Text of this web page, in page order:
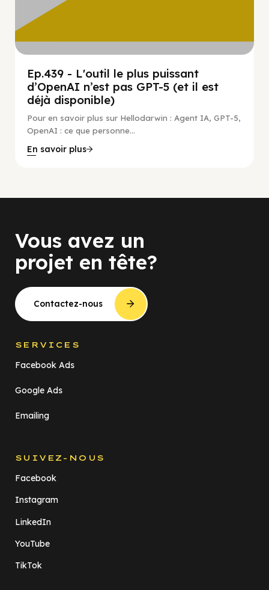
Ep.439 - L'outil le plus puissant
d’OpenAI n’est pas GPT-5 (et il est
déjà disponible)
Pour en savoir plus sur Hellodarwin : Agent IA, GPT-5,
OpenAI : ce que personne...
En savoir plus
Vous avez un
projet en tête?
Contactez-nous
SERVICES
Facebook Ads
Google Ads
Emailing
SUIVEZ-NOUS
Facebook
Instagram
LinkedIn
YouTube
TikTok